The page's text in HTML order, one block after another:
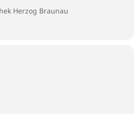
Herzog Braunau